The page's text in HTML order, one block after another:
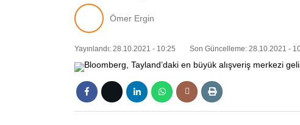
Ömer Ergin
Yayınlandı: 28.10.2021 - 10:25 Son Güncelleme: 28.10.2021 -